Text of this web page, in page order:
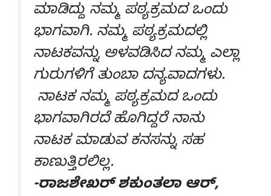
ಮಾಡಿದ್ದು ನಮ್ಮ ಪಠ್ಯಕ್ರಮದ ಒಂದು
ಭಾಗವಾಗಿ. ನಮ್ಮ ಪಠ್ಯಕ್ರಮದಲ್ಲಿ
ನಾಟಕವನ್ನು ಅಳವಡಿಸಿದ ನಮ್ಮ ಎಲ್ಲಾ
ಗುರುಗಳಿಗೆ ತುಂಬಾ ದನ್ಯವಾದಗಳು.
ನಾಟಕ ನಮ್ಮ ಪಠ್ಯಕ್ರಮದ ಒಂದು
ಭಾಗವಾಗಿರದೆ ಹೊಗಿದ್ದರೆ ನಾನು
ನಾಟಕ ಮಾಡುವ ಕನಸನ್ನು ಸಹ
ಕಾಣುತ್ತಿರಲಿಲ್ಲ.
-ರಾಜಶೇಖರ್ ಶಕುಂತಲಾ ಆರ್,